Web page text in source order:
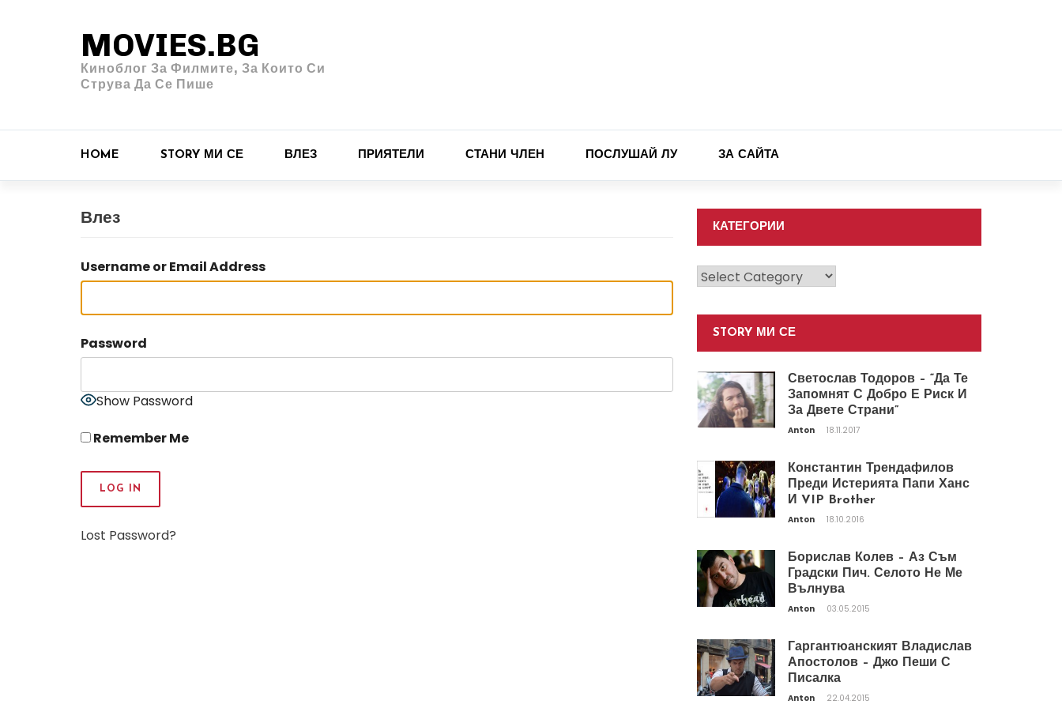
MOVIES.BG
Киноблог За Филмите, За Които Си
Струва Да Се Пише
HOME STORY МИ СЕ ВЛЕЗ ПРИЯТЕЛИ СТАНИ ЧЛЕН ПОСЛУШАЙ ЛУ ЗА САЙТА
Влез
Username or Email Address
Password
Show Password
Remember Me
Lost Password?
КАТЕГОРИИ
Категории
STORY МИ СЕ
Светослав Тодоров – “Да Те
Запомнят С Добро Е Риск И
За Двете Страни”
Anton 18.11.2017
Константин Трендафилов
Преди Истерията Папи Ханс
И VIP Brother
Anton 18.10.2016
Борислав Колев – Аз Съм
Градски Пич. Селото Не Ме
Вълнува
Anton 03.05.2015
Гаргантюанският Владислав
Апостолов – Джо Пеши С
Писалка
Anton 22.04.2015